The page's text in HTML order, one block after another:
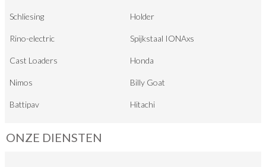
Schliesing Holder
Rino-electric Spijkstaal IONAxs
Cast Loaders Honda
Nimos Billy Goat
Battipav Hitachi
ONZE DIENSTEN